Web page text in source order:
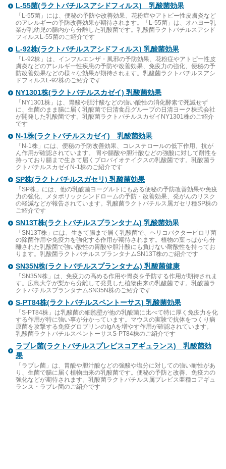
L-55菌(ラクトバチルスアシドフィルス) 乳酸菌効果
「L-55菌」には、便秘の予防や改善効果、花粉症やアトピー性皮膚炎など
のアレルギーの予防改善効果が期待されます。「L-55菌」は、オハヨー乳
業が乳幼児の腸内から分離した乳酸菌です。乳酸菌ラクトバチルスアシド
フィルスL-55菌のご紹介です
L-92株(ラクトバチルスアシドフィルス) 乳酸菌効果
「L-92株」は、インフルエンザ・風邪の予防効果、花粉症やアトピー性皮
膚炎などのアレルギー性疾患の予防や改善効果、免疫力の強化、便秘の予
防改善効果などの様々な効果が期待されます。乳酸菌ラクトバチルスアシ
ドフィルスL-92株のご紹介です
NY1301株(ラクトバチルスカゼイ) 乳酸菌効果
「NY1301株」は、胃酸や胆汁酸などの強い酸性の消化酵素で死滅せず
に、生菌のまま腸に届く乳酸菌で日清食品グループの日清ヨーク株式会社
が開発した乳酸菌です。乳酸菌ラクトバチルスカゼイNY1301株のご紹介
です
N-1株(ラクトバチルスカゼイ) 乳酸菌効果
「N-1株」には、便秘の予防改善効果、コレステロールの低下作用、抗が
ん作用が確認されています。 胃や腸酸や胆汁酸などの強酸に対して耐性を
持っており腸まで生きて届くプロバイオテイクスの乳酸菌です。乳酸菌ラ
クトバチルスカゼイN-1株のご紹介です
SP株(ラクトバチルスガセリ) 乳酸菌効果
「SP株」には、他の乳酸菌ヨーグルトにもある便秘の予防改善効果や免疫
力の強化、メタボリックシンドロームの予防・改善効果、発がんのリスク
の軽減などが報告されています。乳酸菌ラクトバチルス属ガセリ種SP株の
ご紹介です
SN13T株(ラクトバチルスプランタナム) 乳酸菌効果
「SN13T株」には、生きて腸まで届く乳酸菌で、ヘリコバクターピロリ菌
の除菌作用や免疫力を強化する作用が期待されます。植物の葉っぱから分
離された乳酸菌で強い酸性の胃酸や胆汁酸にも負けない耐酸性を持ってお
ります。乳酸菌ラクトバチルスプランタナムSN13T株のご紹介です
SN35N株(ラクトバチルスプランタナム) 乳酸菌健康
「SN35N株」は、免疫力の高める作用や胃炎を予防する作用が期待されま
す。広島大学が梨から分離して発見した植物由来の乳酸菌です。乳酸菌ラ
クトバチルスプランタナムSN35N株のご紹介です
S-PT84株(ラクトバチルスペントーサス) 乳酸菌効果
「S-PT84株」は乳酸菌の細胞壁が他の乳酸菌に比べて特に厚く免疫力を化
する作用が特に強い事が分かっています。マウスの実験で抗体をつくり病
原菌を攻撃する免疫グロブリンのIgAを増やす作用が確認されています。
乳酸菌ラクトバチルスペントーサスS-PT84株のご紹介です
ラブレ菌(ラクトバチルスプレビスコアギュランス) 乳酸菌効
果
「ラブレ菌」は、胃酸や胆汁酸などの強酸や塩分に対しての強い耐性があ
り、生菌で腸に届く植物由来の乳酸菌です。便秘の予防と改善、免疫力の
強化などが期待されます。乳酸菌ラクトバチルス属プレビス亜種コアギュ
ランス・ラブレ菌のご紹介です